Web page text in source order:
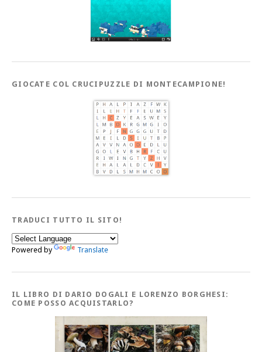
GIOCATE COL CRUCIPUZZLE DI MONTECAMPIONE!
TRADUCI TUTTO IL SITO!
Powered by Translate
IL LIBRO DI DARIO DOGALI E LORENZO BORGHESI:
COME POSSO ACQUISTARLO?